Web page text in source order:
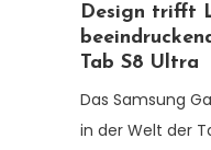
Design trifft
Tab S8 Ultra
Das Samsung
in der Welt der